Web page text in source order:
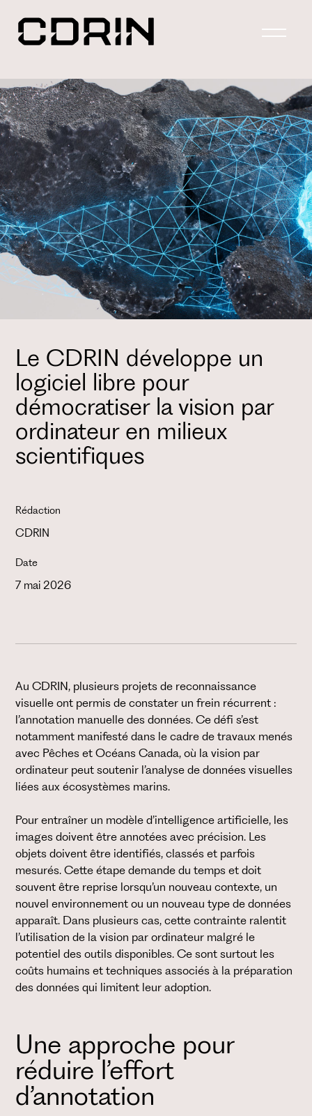
Le CDRIN développe un
logiciel libre pour
démocratiser la vision par
ordinateur en milieux
scientifiques
Rédaction
CDRIN
Date
7 mai 2026
Au CDRIN, plusieurs projets de reconnaissance
visuelle ont permis de constater un frein récurrent :
l’annotation manuelle des données. Ce défi s’est
notamment manifesté dans le cadre de travaux menés
avec Pêches et Océans Canada, où la vision par
ordinateur peut soutenir l’analyse de données visuelles
liées aux écosystèmes marins.
Pour entraîner un modèle d’intelligence artificielle, les
images doivent être annotées avec précision. Les
objets doivent être identifiés, classés et parfois
mesurés. Cette étape demande du temps et doit
souvent être reprise lorsqu’un nouveau contexte, un
nouvel environnement ou un nouveau type de données
apparaît. Dans plusieurs cas, cette contrainte ralentit
l’utilisation de la vision par ordinateur malgré le
potentiel des outils disponibles. Ce sont surtout les
coûts humains et techniques associés à la préparation
des données qui limitent leur adoption.
Une approche pour
réduire l’effort
d’annotation